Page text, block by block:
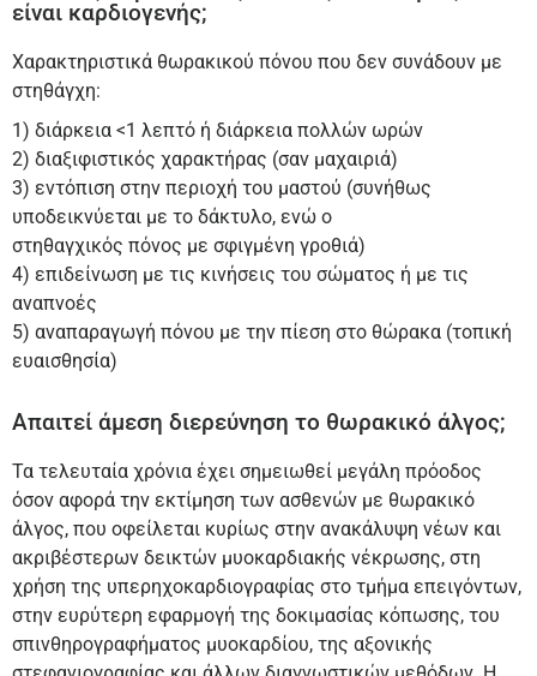
είναι καρδιογενής;
Χαρακτηριστικά θωρακικού πόνου που δεν συνάδουν με
στηθάγχη:
1) διάρκεια <1 λεπτό ή διάρκεια πολλών ωρών
2) διαξιφιστικός χαρακτήρας (σαν μαχαιριά)
3) εντόπιση στην περιοχή του μαστού (συνήθως
υποδεικνύεται με το δάκτυλο, ενώ ο
στηθαγχικός πόνος με σφιγμένη γροθιά)
4) επιδείνωση με τις κινήσεις του σώματος ή με τις
αναπνοές
5) αναπαραγωγή πόνου με την πίεση στο θώρακα (τοπική
ευαισθησία)
Απαιτεί άμεση διερεύνηση το θωρακικό άλγος;
Τα τελευταία χρόνια έχει σημειωθεί μεγάλη πρόοδος
όσον αφορά την εκτίμηση των ασθενών με θωρακικό
άλγος, που οφείλεται κυρίως στην ανακάλυψη νέων και
ακριβέστερων δεικτών μυοκαρδιακής νέκρωσης, στη
χρήση της υπερηχοκαρδιογραφίας στο τμήμα επειγόντων,
στην ευρύτερη εφαρμογή της δοκιμασίας κόπωσης, του
σπινθηρογραφήματος μυοκαρδίου, της αξονικής